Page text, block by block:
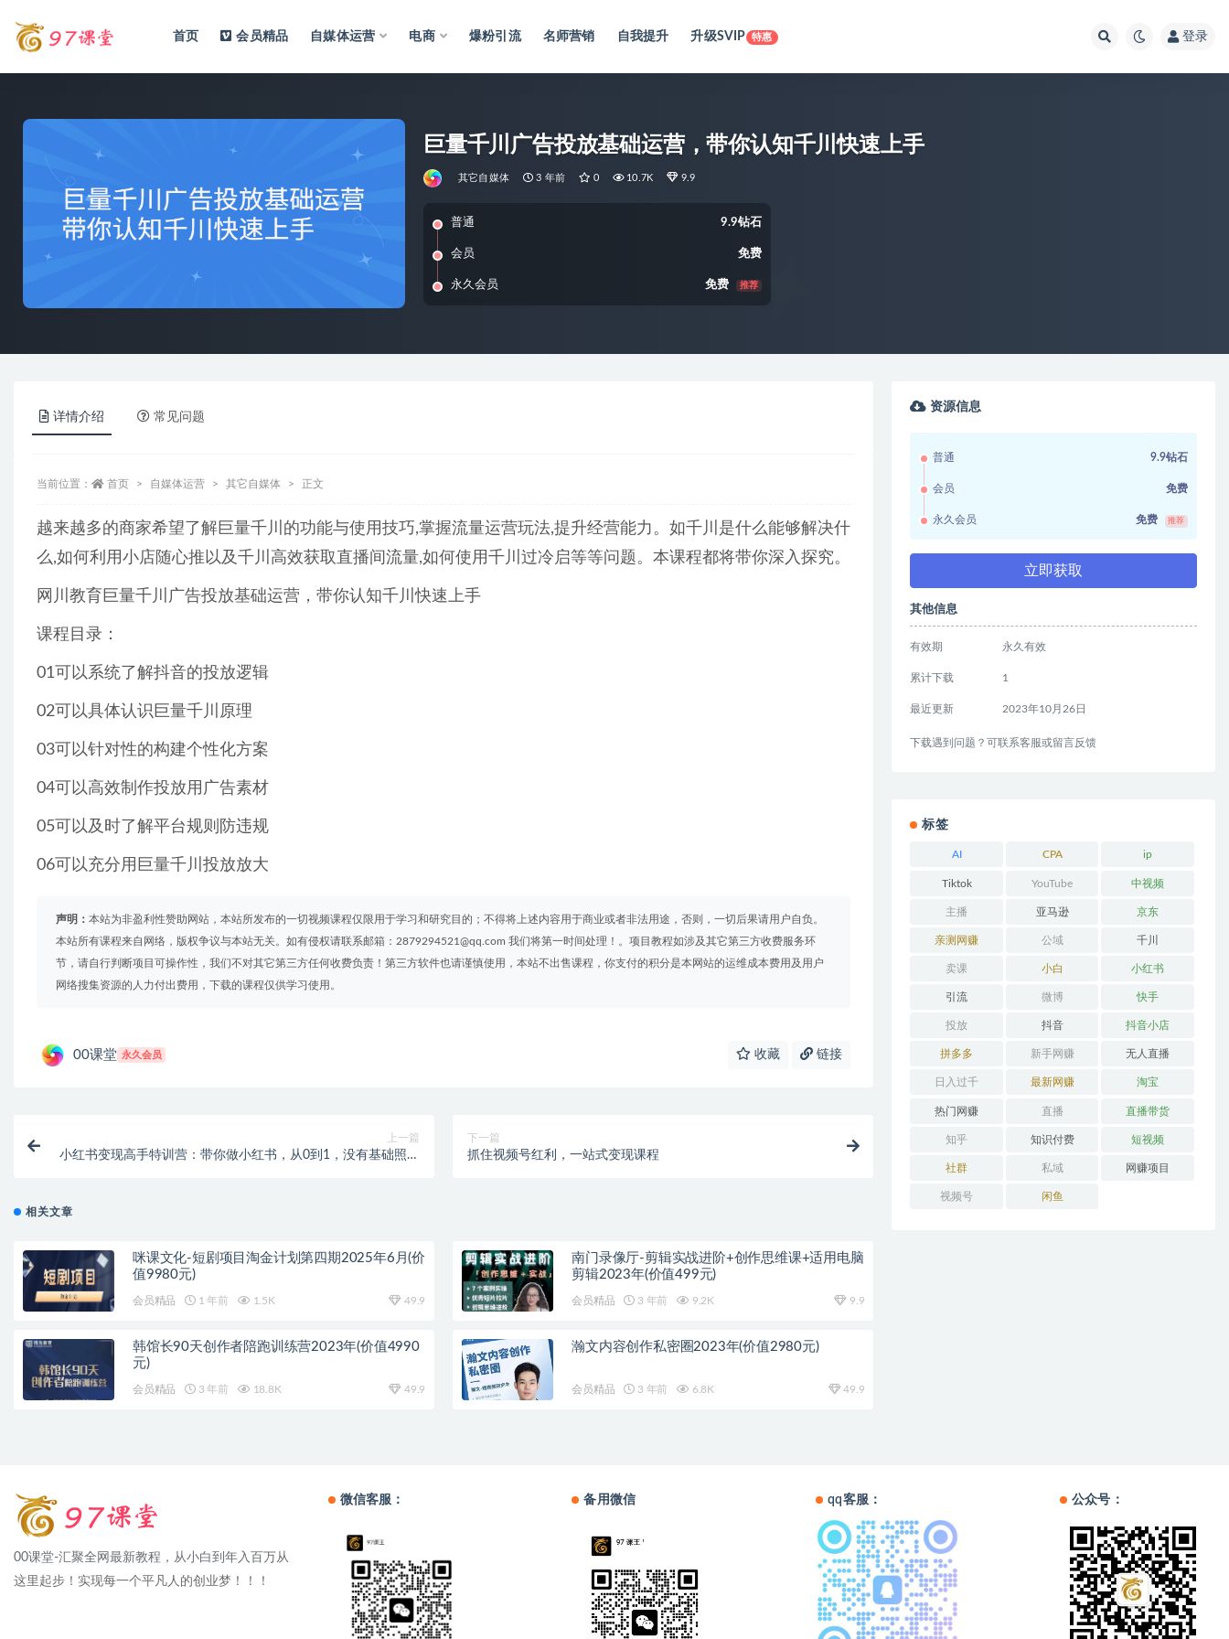
首页 会员精品 自媒体运营 电商 爆粉引流 名师营销 自我提升 升级SVIP 特惠 登录
巨量千川广告投放基础运营，带你认知千川快速上手
其它自媒体 3 年前 0 10.7K 9.9
普通 9.9钻石
会员 免费
永久会员 免费 推荐
详情介绍 常见问题
当前位置： 首页 自媒体运营 其它自媒体 正文
越来越多的商家希望了解巨量千川的功能与使用技巧,掌握流量运营玩法,提升经营能力。如千川是什么能够解决什
么,如何利用小店随心推以及千川高效获取直播间流量,如何使用千川过冷启等等问题。本课程都将带你深入探究。
网川教育巨量千川广告投放基础运营，带你认知千川快速上手
课程目录：
01可以系统了解抖音的投放逻辑
02可以具体认识巨量千川原理
03可以针对性的构建个性化方案
04可以高效制作投放用广告素材
05可以及时了解平台规则防违规
06可以充分用巨量千川投放放大
声明： 本站为非盈利性赞助网站，本站所发布的一切视频课程仅限用于学习和研究目的；不得将上述内容用于商业或者非法用途，否则，一切后果请用户自负。
本站所有课程来自网络，版权争议与本站无关。如有侵权请联系邮箱：2879294521@qq.com 我们将第一时间处理！。项目教程如涉及其它第三方收费服务环
节，请自行判断项目可操作性，我们不对其它第三方任何收费负责！第三方软件也请谨慎使用，本站不出售课程，你支付的积分是本网站的运维成本费用及用户
网络搜集资源的人力付出费用，下载的课程仅供学习使用。
00课堂 永久会员 收藏 链接
上一篇
小红书变现高手特训营：带你做小红书，从0到1，没有基础照样
下一篇
抓住视频号红利，一站式变现课程
相关文章
咪课文化-短剧项目淘金计划第四期2025年6月(价
值9980元)
会员精品 1 年前 1.5K 49.9
南门录像厅-剪辑实战进阶+创作思维课+适用电脑
剪辑2023年(价值499元)
会员精品 3 年前 9.2K 9.9
韩馆长90天创作者陪跑训练营2023年(价值4990
元)
会员精品 3 年前 18.8K 49.9
瀚文内容创作私密圈2023年(价值2980元)
会员精品 3 年前 6.8K 49.9
资源信息
普通 9.9钻石
会员 免费
永久会员 免费 推荐
立即获取
其他信息
有效期 永久有效
累计下载 1
最近更新 2023年10月26日
下载遇到问题？可联系客服或留言反馈
标签
AI CPA ip
Tiktok YouTube 中视频
主播 亚马逊 京东
亲测网赚 公域 千川
卖课 小白 小红书
引流 微博 快手
投放 抖音 抖音小店
拼多多 新手网赚 无人直播
日入过千 最新网赚 淘宝
热门网赚 直播 直播带货
知乎 知识付费 短视频
社群 私域 网赚项目
视频号 闲鱼
00课堂-汇聚全网最新教程，从小白到年入百万从
这里起步！实现每一个平凡人的创业梦！！！
微信客服： 备用微信 qq客服： 公众号：